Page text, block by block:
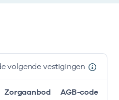
volgende vestigingen
Zorgaanbod AGB-code